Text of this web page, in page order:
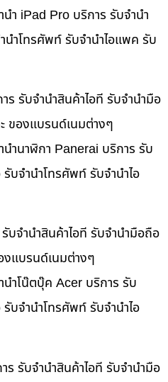
ำ iPad Pro บริการ รับจำนำ
ำโทรศัพท์ รับจำนำไอแพค รับ
รับจำนำสินค้าไอที รับจำนำมือ
ของแบรนด์เนมต่างๆ
ำนาฬิกา Panerai บริการ รับ
บจำนำโทรศัพท์ รับจำนำไอ
บจำนำสินค้าไอที รับจำนำมือถือ
งแบรนด์เนมต่างๆ
ำโน๊ตบุ๊ค Acer บริการ รับ
บจำนำโทรศัพท์ รับจำนำไอ
รับจำนำสินค้าไอที รับจำนำมือ